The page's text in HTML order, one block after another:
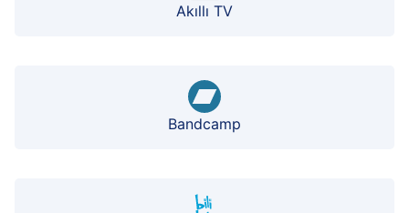
Akıllı TV
Bandcamp